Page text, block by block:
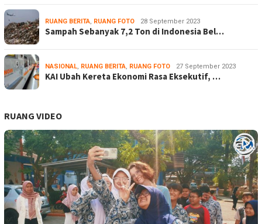
RUANG BERITA, RUANG FOTO 28 September 2023
Sampah Sebanyak 7,2 Ton di Indonesia Bel…
NASIONAL, RUANG BERITA, RUANG FOTO 27 September 2023
KAI Ubah Kereta Ekonomi Rasa Eksekutif, …
RUANG VIDEO